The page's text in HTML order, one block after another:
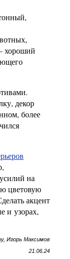
хороший
декор
более
на
цветовую
акцент
и узорах,
Игорь Максимов
21.06.24